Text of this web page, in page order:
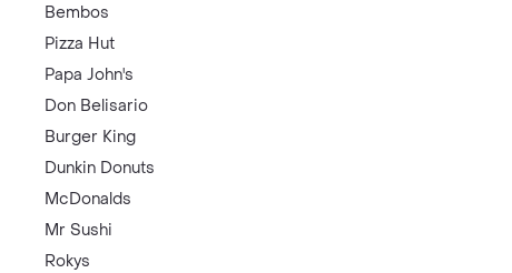
Bembos
Pizza Hut
Papa John's
Don Belisario
Burger King
Dunkin Donuts
McDonalds
Mr Sushi
Rokys